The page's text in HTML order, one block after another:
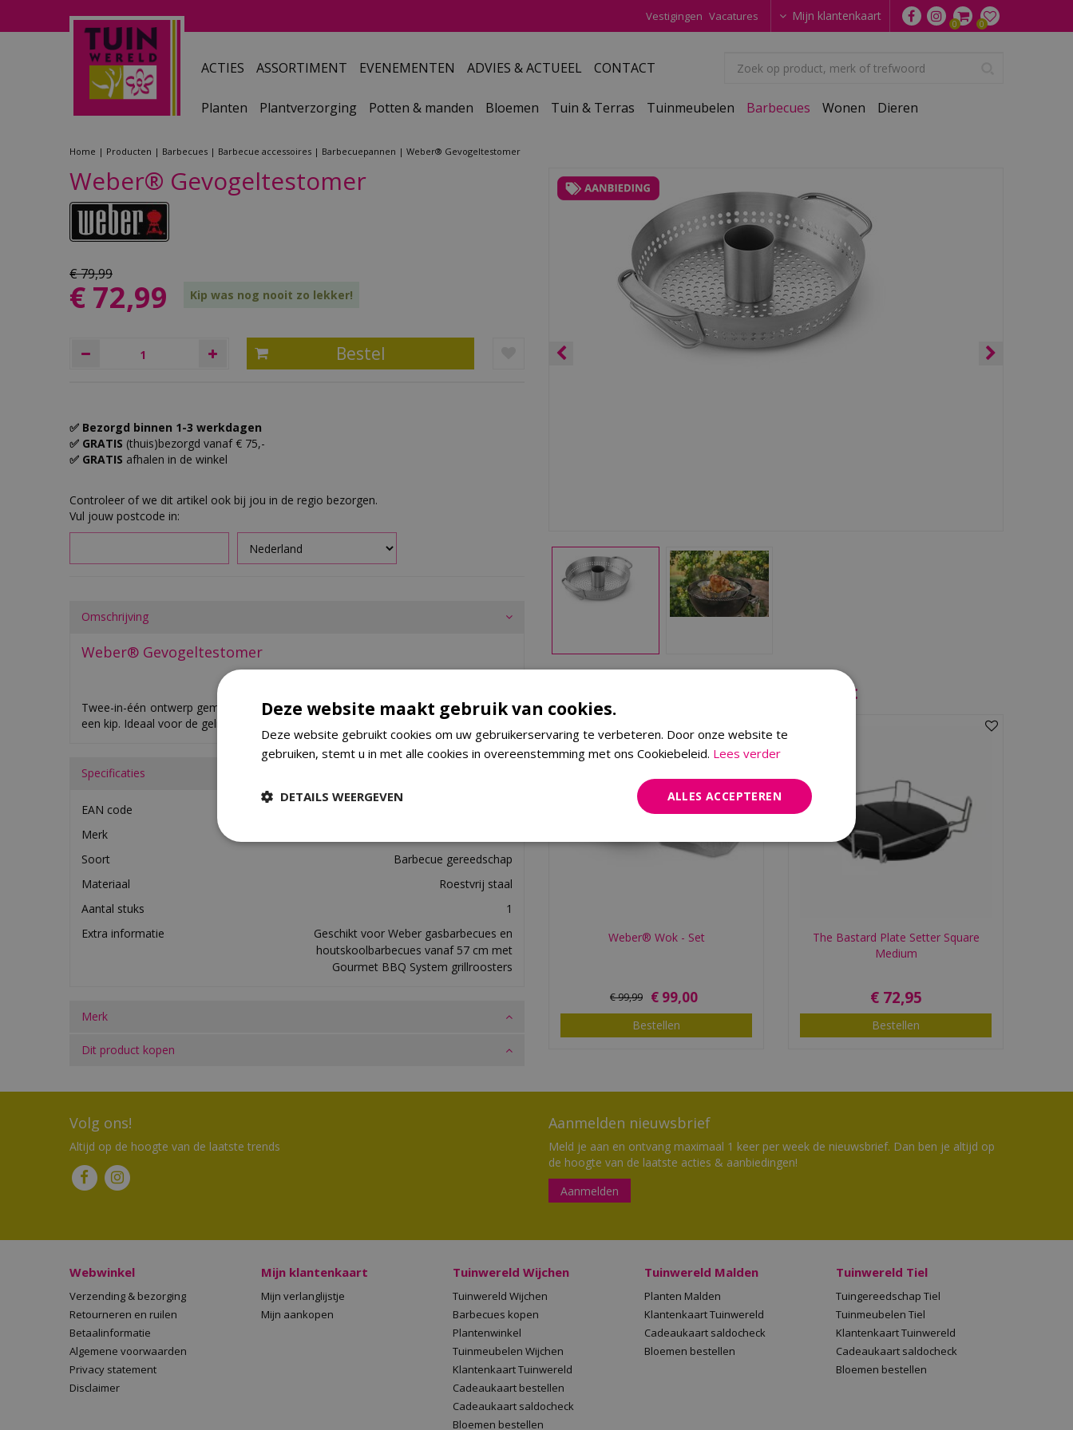
Home Producten Barbecues Barbecue accessoires Barbecuepannen Weber® Gevogeltestomer
Vestigingen Vacatures Mijn klantenkaart
ACTIES ASSORTIMENT EVENEMENTEN ADVIES & ACTUEEL CONTACT
Planten Plantverzorging Potten & manden Bloemen Tuin & Terras Tuinmeubelen Barbecues Wonen Dieren
Weber® Gevogeltestomer
€79,99
€ 72,99 Kip was nog nooit zo lekker!
✅ Bezorgd binnen 1-3 werkdagen
✅ GRATIS (thuis)bezorgd vanaf € 75,-
✅ GRATIS afhalen in de winkel
Controleer of we dit artikel ook bij jou in de regio bezorgen.
Vul jouw postcode in:
Omschrijving
Weber® Gevogeltestomer
Twee-in-één ontwerp gemaakt van roestvrij staal met afneembaar opzetstuk voor
een kip. Ideaal voor de gelijktijdige bereiding van gevogelte en groenten.
Specificaties
EAN code
Merk
Soort
Barbecue gereedschap
Materiaal
Roestvrij staal
Aantal stuks
1
Extra informatie
Geschikt voor Weber gasbarbecues en
houtskoolbarbecues vanaf 57 cm met
Gourmet BBQ System grillroosters
Merk
Dit product kopen
Kijk ook eens naar:
Weber® Wok - Set
€99,99 € 99,00
Bestellen
The Bastard Plate Setter Square
Medium
€ 72,95
Bestellen
Volg ons!
Altijd op de hoogte van de laatste trends
Aanmelden nieuwsbrief
Meld je aan en ontvang maximaal 1 keer per week de nieuwsbrief. Dan ben je altijd op
de hoogte van de laatste acties & aanbiedingen!
Aanmelden
Webwinkel
Verzending & bezorging
Retourneren en ruilen
Betaalinformatie
Algemene voorwaarden
Privacy statement
Disclaimer
Mijn klantenkaart
Mijn verlanglijstje
Mijn aankopen
Tuinwereld Wijchen
Tuinwereld Wijchen
Barbecues kopen
Plantenwinkel
Tuinmeubelen Wijchen
Klantenkaart Tuinwereld
Cadeaukaart bestellen
Cadeaukaart saldocheck
Bloemen bestellen
Tuinwereld Malden
Planten Malden
Klantenkaart Tuinwereld
Cadeaukaart saldocheck
Bloemen bestellen
Tuinwereld Tiel
Tuingereedschap Tiel
Tuinmeubelen Tiel
Klantenkaart Tuinwereld
Cadeaukaart saldocheck
Bloemen bestellen
Deze website maakt gebruik van cookies.
Deze website gebruikt cookies om uw gebruikerservaring te verbeteren. Door onze website te
gebruiken, stemt u in met alle cookies in overeenstemming met ons Cookiebeleid. Lees verder
ALLES ACCEPTEREN
DETAILS WEERGEVEN